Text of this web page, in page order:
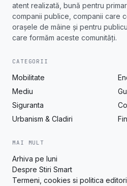
atent realizată, bună pentru
companii publice, companii care
orașele de mâine și pentru
care formăm aceste comunități.
CATEGORII
Mobilitate
Mediu
Siguranta
Urbanism & Cladiri
MAI MULT
Arhiva pe luni
Despre Stiri Smart
Termeni, cookies si politica